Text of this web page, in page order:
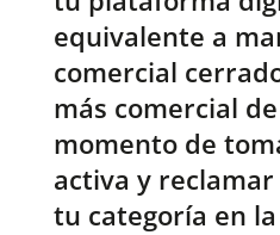
equivalente a
comercial
más comercial
momento de
activa y
tu categoría en